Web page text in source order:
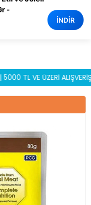
TL VE ÜZERİ
0
-
İNDİR